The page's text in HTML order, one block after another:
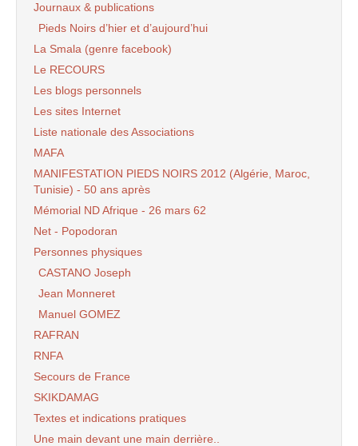
Journaux & publications
Pieds Noirs d’hier et d’aujourd’hui
La Smala (genre facebook)
Le RECOURS
Les blogs personnels
Les sites Internet
Liste nationale des Associations
MAFA
MANIFESTATION PIEDS NOIRS 2012 (Algérie, Maroc,
Tunisie) - 50 ans après
Mémorial ND Afrique - 26 mars 62
Net - Popodoran
Personnes physiques
CASTANO Joseph
Jean Monneret
Manuel GOMEZ
RAFRAN
RNFA
Secours de France
SKIKDAMAG
Textes et indications pratiques
Une main devant une main derrière..